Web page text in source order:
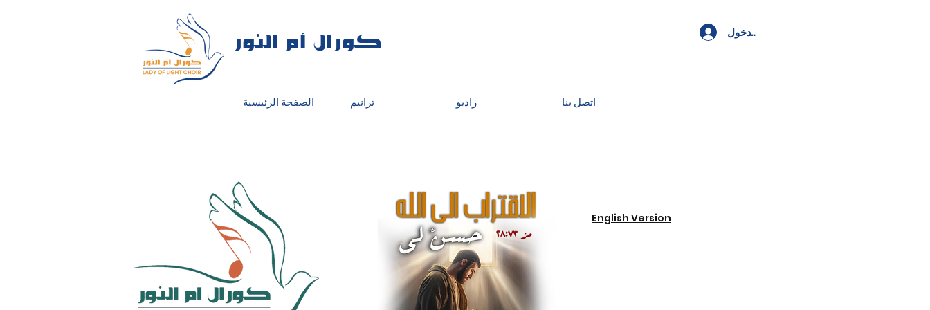
كورال أم النور
الصفحة الرئيسية ترانيم راديو اتصل بنا
تسجيل الدخول
English Version